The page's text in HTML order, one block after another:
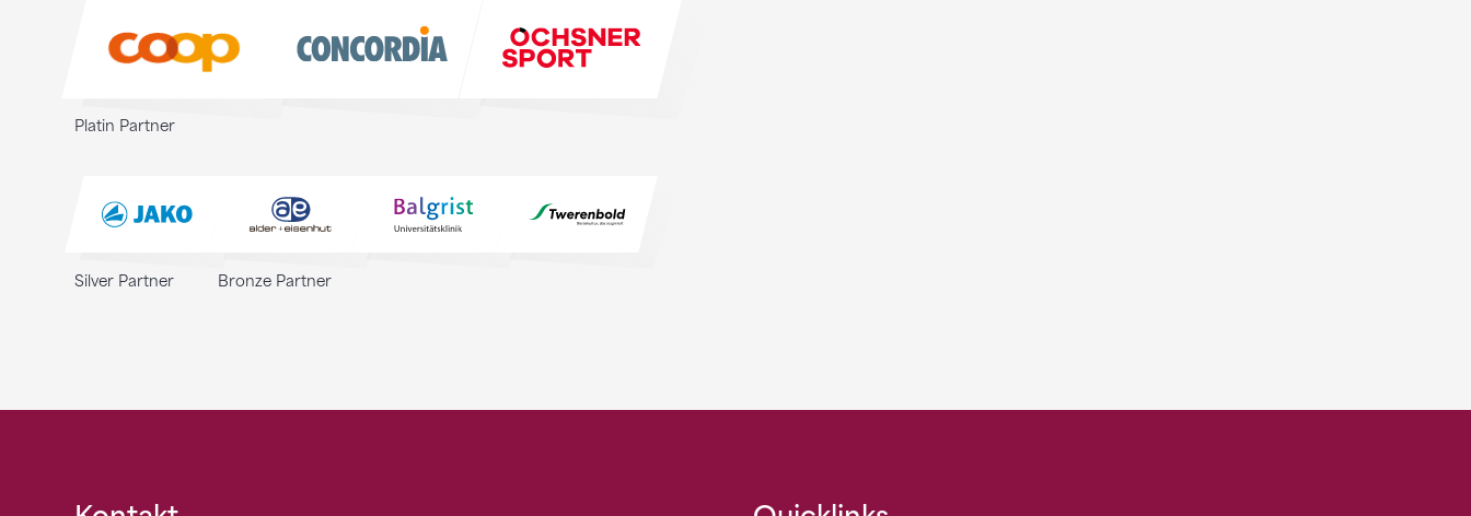
Platin Partner
Silver Partner Bronze Partner